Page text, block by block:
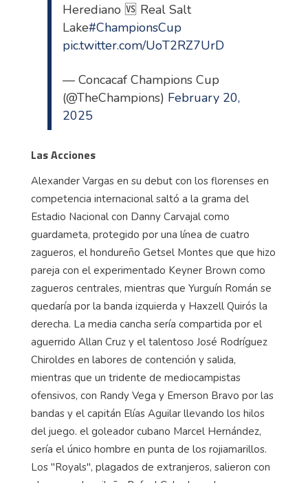
Herediano 🆚 Real Salt
Lake#ChampionsCup
pic.twitter.com/UoT2RZ7UrD
— Concacaf Champions Cup
(@TheChampions) February 20,
2025
Las Acciones
Alexander Vargas en su debut con los florenses en
competencia internacional saltó a la grama del
Estadio Nacional con Danny Carvajal como
guardameta, protegido por una línea de cuatro
zagueros, el hondureño Getsel Montes que que hizo
pareja con el experimentado Keyner Brown como
zagueros centrales, mientras que Yurguín Román se
quedaría por la banda izquierda y Haxzell Quirós la
derecha. La media cancha sería compartida por el
aguerrido Allan Cruz y el talentoso José Rodríguez
Chiroldes en labores de contención y salida,
mientras que un tridente de mediocampistas
ofensivos, con Randy Vega y Emerson Bravo por las
bandas y el capitán Elías Aguilar llevando los hilos
del juego. el goleador cubano Marcel Hernández,
sería el único hombre en punta de los rojiamarillos.
Los "Royals", plagados de extranjeros, salieron con